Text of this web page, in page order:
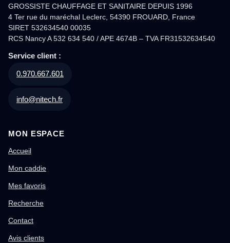
GROSSISTE CHAUFFAGE ET SANITAIRE DEPUIS 1996
4 Ter rue du maréchal Leclerc, 54390 FROUARD, France
SIRET 532634540 00035
RCS Nancy A 532 634 540 / APE 4674B – TVA FR31532634540
Service client :
0.970.667.601
info@nitech.fr
MON ESPACE
Accueil
Mon caddie
Mes favoris
Recherche
Contact
Avis clients